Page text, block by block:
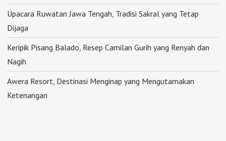
Upacara Ruwatan Jawa Tengah, Tradisi Sakral yang Tetap
Dijaga
Keripik Pisang Balado, Resep Camilan Gurih yang Renyah dan
Nagih
Awera Resort, Destinasi Menginap yang Mengutamakan
Ketenangan